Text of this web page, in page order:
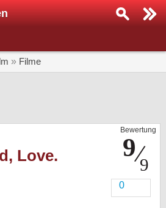
» Filme
Bewertung
Love.
0
Serie suchen...
SERIEN
Veranstaltungen